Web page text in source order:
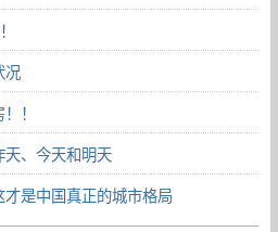
况
！
天、今天和明天
是中国真正的城市格局